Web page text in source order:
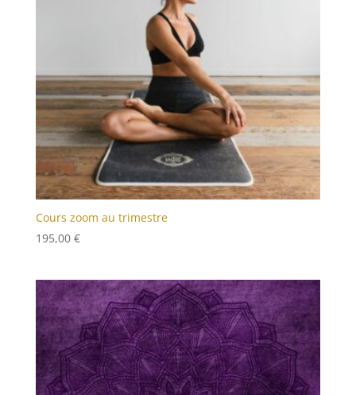
Cours zoom au trimestre
195,00 €